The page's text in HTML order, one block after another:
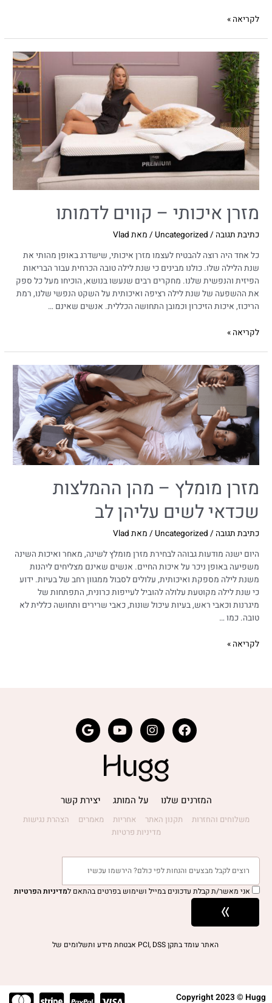
לקריאה »
מזרן איכותי – קווים לדמותו
כתיבת תגובה /
Uncategorized / מאת Vlad
כל אחד היה רוצה להבטיח לעצמו מזרן איכותי, שישדרג באופן מהותי את
שנת הלילה שלו. כולנו מבינים כי שנת לילה טובה הכרחית עבור הבריאות
הפיזית והנפשית שלנו. מחקרים רבים שנעשו בנושא, הוכיחו מעל כל ספק
את ההשפעה של שנת לילה רציפה ואיכותית על השקט הנפשי שלנו, רמת
הריכוז, איכות הזיכרון וכמובן התחושה הכללית. אנשים שאינם …
לקריאה »
מזרן מומלץ – מהן ההמלצות
שכדאי לשים עליהן לב
כתיבת תגובה /
Uncategorized / מאת Vlad
היום ישנה מודעות גבוהה לבחירת מזרן מומלץ לשינה, מאחר ואיכות השינה
משפיעה באופן ניכר על איכות החיים. אנשים שאינם מצליחים ליהנות
משנת לילה מספקת ואיכותית, עלולים לסבול ממגוון רחב של בעיות. ידוע
כי שנת לילה מקוטעת עלולה להוביל לעייפות כרונית, התפתחות של
מיגרנות וכאבי ראש, בעיות עיכול שונות, כאבי שרירים ותחושה כללית לא
טובה. כמו …
לקריאה »
המזרנים שלנו על המותג יצירת קשר
משלוחים והחזרות תקנון האתר אחריות מאמרים
הצהרת נגישות
מדיניות פרטיות
אני מאשר/ת קבלת עדכונים במייל ושימוש בפרטים בהתאם למדיניות הפרטיות
האתר עומד בתקן PCI, DSS אבטחת מידע ותשלומים של
Copyright 2023 © Hugg